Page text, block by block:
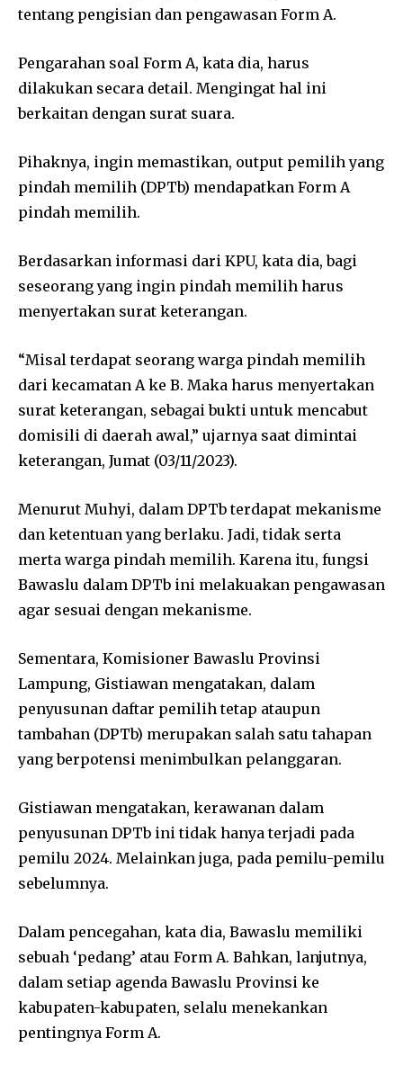
tentang pengisian dan pengawasan Form A.
Pengarahan soal Form A, kata dia, harus
dilakukan secara detail. Mengingat hal ini
berkaitan dengan surat suara.
Pihaknya, ingin memastikan, output pemilih yang
pindah memilih (DPTb) mendapatkan Form A
pindah memilih.
Berdasarkan informasi dari KPU, kata dia, bagi
seseorang yang ingin pindah memilih harus
menyertakan surat keterangan.
“Misal terdapat seorang warga pindah memilih
dari kecamatan A ke B. Maka harus menyertakan
surat keterangan, sebagai bukti untuk mencabut
domisili di daerah awal,” ujarnya saat dimintai
keterangan, Jumat (03/11/2023).
Menurut Muhyi, dalam DPTb terdapat mekanisme
dan ketentuan yang berlaku. Jadi, tidak serta
merta warga pindah memilih. Karena itu, fungsi
Bawaslu dalam DPTb ini melakuakan pengawasan
agar sesuai dengan mekanisme.
Sementara, Komisioner Bawaslu Provinsi
Lampung, Gistiawan mengatakan, dalam
penyusunan daftar pemilih tetap ataupun
tambahan (DPTb) merupakan salah satu tahapan
yang berpotensi menimbulkan pelanggaran.
Gistiawan mengatakan, kerawanan dalam
penyusunan DPTb ini tidak hanya terjadi pada
pemilu 2024. Melainkan juga, pada pemilu-pemilu
sebelumnya.
Dalam pencegahan, kata dia, Bawaslu memiliki
sebuah ‘pedang’ atau Form A. Bahkan, lanjutnya,
dalam setiap agenda Bawaslu Provinsi ke
kabupaten-kabupaten, selalu menekankan
pentingnya Form A.